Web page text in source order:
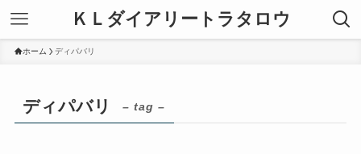
ＫＬダイアリートラタロウ
ホーム ディパバリ
ディパバリ – tag –